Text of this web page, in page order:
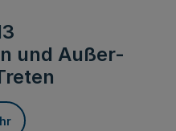
und Außer-